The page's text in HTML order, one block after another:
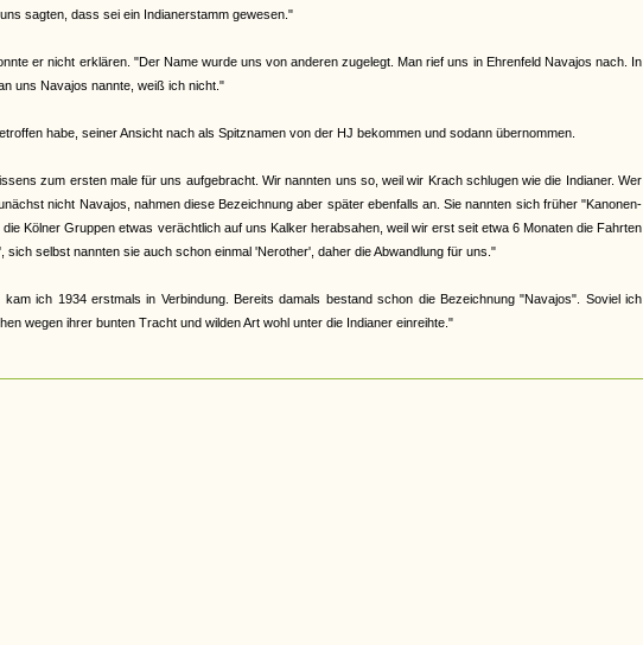
sagten, dass sei ein Indianerstamm gewesen."
er nicht erklären. "Der Name wurde uns von anderen zugelegt. Man rief uns in Ehrenfeld Navajos nach. In
uns Navajos nannte, weiß ich nicht."
habe, seiner Ansicht nach als Spitznamen von der HJ bekommen und sodann übernommen.
zum ersten male für uns aufgebracht. Wir nannten uns so, weil wir Krach schlugen wie die Indianer. Wer
nicht Navajos, nahmen diese Bezeichnung aber später ebenfalls an. Sie nannten sich früher "Kanonen-
Kölner Gruppen etwas verächtlich auf uns Kalker herabsahen, weil wir erst seit etwa 6 Monaten die Fahrten
selbst nannten sie auch schon einmal 'Nerother', daher die Abwandlung für uns."
ich 1934 erstmals in Verbindung. Bereits damals bestand schon die Bezeichnung "Navajos". Soviel ich
wegen ihrer bunten Tracht und wilden Art wohl unter die Indianer einreihte."